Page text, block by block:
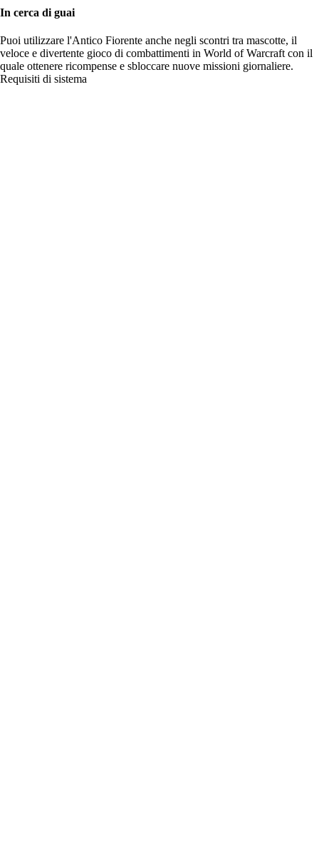
In cerca di guai
Puoi utilizzare l'Antico Fiorente anche negli scontri tra mascotte, il
veloce e divertente gioco di combattimenti in World of Warcraft con il
quale ottenere ricompense e sbloccare nuove missioni giornaliere.
Requisiti di sistema